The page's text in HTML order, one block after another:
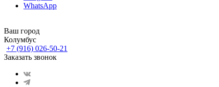
WhatsApp
Ваш город
Колумбус
+7 (916) 026-50-21
Заказать звонок